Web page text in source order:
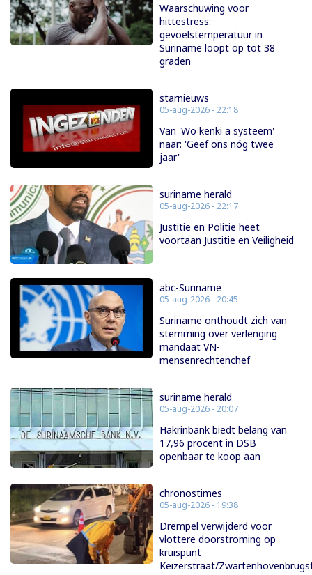
Waarschuwing voor
hittestress:
gevoelstemperatuur in
Suriname loopt op tot 38
graden
starnieuws
05-aug-2026 - 22:18
Van 'Wo kenki a systeem'
naar: 'Geef ons nóg twee
jaar'
suriname herald
05-aug-2026 - 22:17
Justitie en Politie heet
voortaan Justitie en Veiligheid
abc-Suriname
05-aug-2026 - 20:45
Suriname onthoudt zich van
stemming over verlenging
mandaat VN-
mensenrechtenchef
suriname herald
05-aug-2026 - 20:07
Hakrinbank biedt belang van
17,96 procent in DSB
openbaar te koop aan
chronostimes
05-aug-2026 - 19:38
Drempel verwijderd voor
vlottere doorstroming op
kruispunt
Keizerstraat/